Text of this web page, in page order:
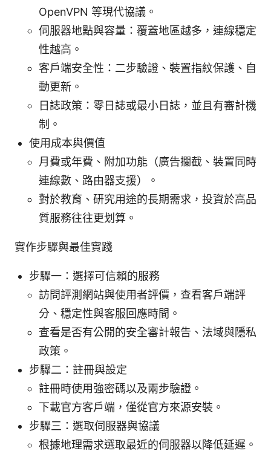
OpenVPN 等現代協議。
伺服器地點與容量：覆蓋地區越多，連線穩定
性越高。
客戶端安全性：二步驗證、裝置指紋保護、自
動更新。
日誌政策：零日誌或最小日誌，並且有審計機
制。
使用成本與價值
月費或年費、附加功能（廣告攔截、裝置同時
連線數、路由器支援）。
對於教育、研究用途的長期需求，投資於高品
質服務往往更划算。
實作步驟與最佳實踐
步驟一：選擇可信賴的服務
訪問評測網站與使用者評價，查看客戶端評
分、穩定性與客服回應時間。
查看是否有公開的安全審計報告、法域與隱私
政策。
步驟二：註冊與設定
註冊時使用強密碼以及兩步驗證。
下載官方客戶端，僅從官方來源安裝。
步驟三：選取伺服器與協議
根據地理需求選取最近的伺服器以降低延遲。